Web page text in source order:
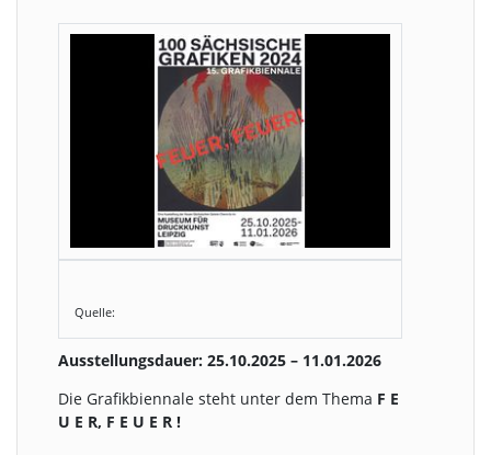
Quelle:
Ausstellungsdauer: 25.10.2025 – 11.01.2026
Die Grafikbiennale steht unter dem Thema F E
U E R, F E U E R !